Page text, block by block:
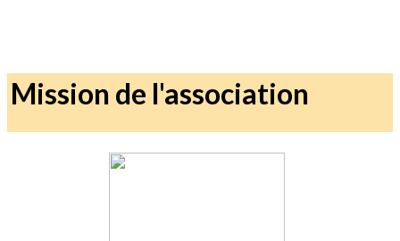
Mission de l'association